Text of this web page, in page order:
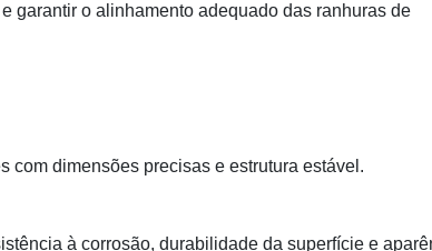
garantir o alinhamento adequado das ranhuras de
com dimensões precisas e estrutura estável.
à corrosão, durabilidade da superfície e